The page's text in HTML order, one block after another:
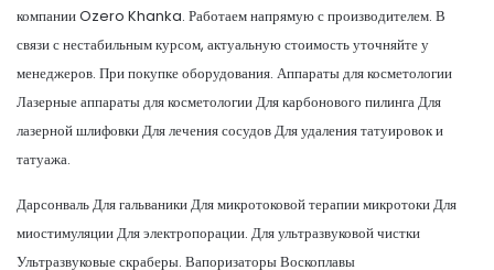
компании Ozero Khanka. Работаем напрямую с производителем. В
связи с нестабильным курсом, актуальную стоимость уточняйте у
менеджеров. При покупке оборудования. Аппараты для косметологии
Лазерные аппараты для косметологии Для карбонового пилинга Для
лазерной шлифовки Для лечения сосудов Для удаления татуировок и
татуажа.
Дарсонваль Для гальваники Для микротоковой терапии микротоки Для
миостимуляции Для электропорации. Для ультразвуковой чистки
Ультразвуковые скраберы. Вапоризаторы Воскоплавы